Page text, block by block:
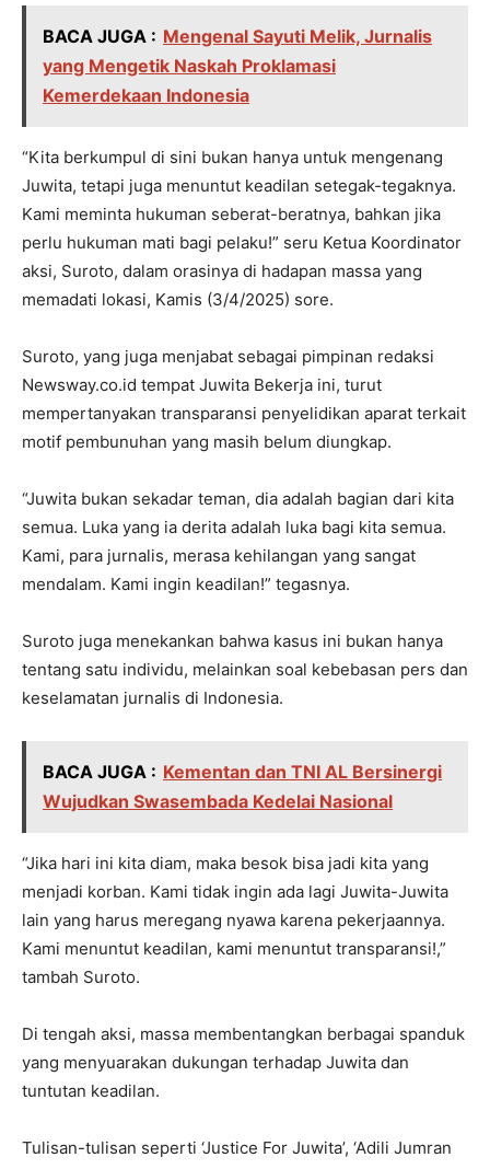
BACA JUGA : Mengenal Sayuti Melik, Jurnalis
yang Mengetik Naskah Proklamasi
Kemerdekaan Indonesia
“Kita berkumpul di sini bukan hanya untuk mengenang
Juwita, tetapi juga menuntut keadilan setegak-tegaknya.
Kami meminta hukuman seberat-beratnya, bahkan jika
perlu hukuman mati bagi pelaku!” seru Ketua Koordinator
aksi, Suroto, dalam orasinya di hadapan massa yang
memadati lokasi, Kamis (3/4/2025) sore.
Suroto, yang juga menjabat sebagai pimpinan redaksi
Newsway.co.id tempat Juwita Bekerja ini, turut
mempertanyakan transparansi penyelidikan aparat terkait
motif pembunuhan yang masih belum diungkap.
“Juwita bukan sekadar teman, dia adalah bagian dari kita
semua. Luka yang ia derita adalah luka bagi kita semua.
Kami, para jurnalis, merasa kehilangan yang sangat
mendalam. Kami ingin keadilan!” tegasnya.
Suroto juga menekankan bahwa kasus ini bukan hanya
tentang satu individu, melainkan soal kebebasan pers dan
keselamatan jurnalis di Indonesia.
BACA JUGA : Kementan dan TNI AL Bersinergi
Wujudkan Swasembada Kedelai Nasional
“Jika hari ini kita diam, maka besok bisa jadi kita yang
menjadi korban. Kami tidak ingin ada lagi Juwita-Juwita
lain yang harus meregang nyawa karena pekerjaannya.
Kami menuntut keadilan, kami menuntut transparansi!,”
tambah Suroto.
Di tengah aksi, massa membentangkan berbagai spanduk
yang menyuarakan dukungan terhadap Juwita dan
tuntutan keadilan.
Tulisan-tulisan seperti ‘Justice For Juwita’, ‘Adili Jumran